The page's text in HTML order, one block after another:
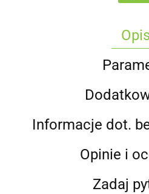
Informacje dot.
Opinie i
Zadaj